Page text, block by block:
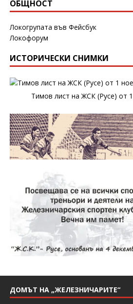
ОБЩНОСТ
Локогрупата във Фейсбук
Локофорум
ИСТОРИЧЕСКИ СНИМКИ
Тимов лист на ЖСК (Русе) от
ДОМЪТ НА „ЖЕЛЕЗНИЧАРИТЕ“